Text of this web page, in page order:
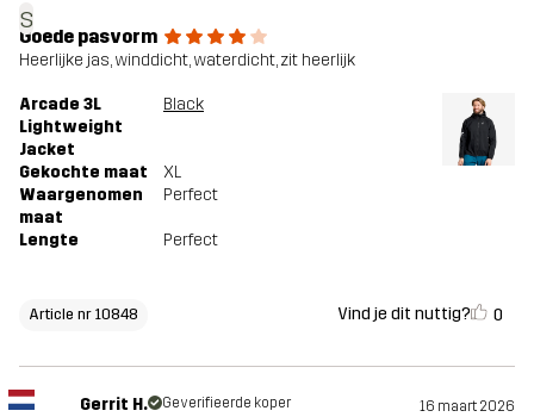
s
Goede pasvorm
Heerlijke jas, winddicht, waterdicht, zit heerlijk
Arcade 3L
Lightweight
Jacket
Black
Gekochte maat
XL
Waargenomen
maat
Perfect
Lengte Perfect
Article nr 10848 Vind je dit nuttig? 0
Gerrit H. Geverifieerde koper 16 maart 2026